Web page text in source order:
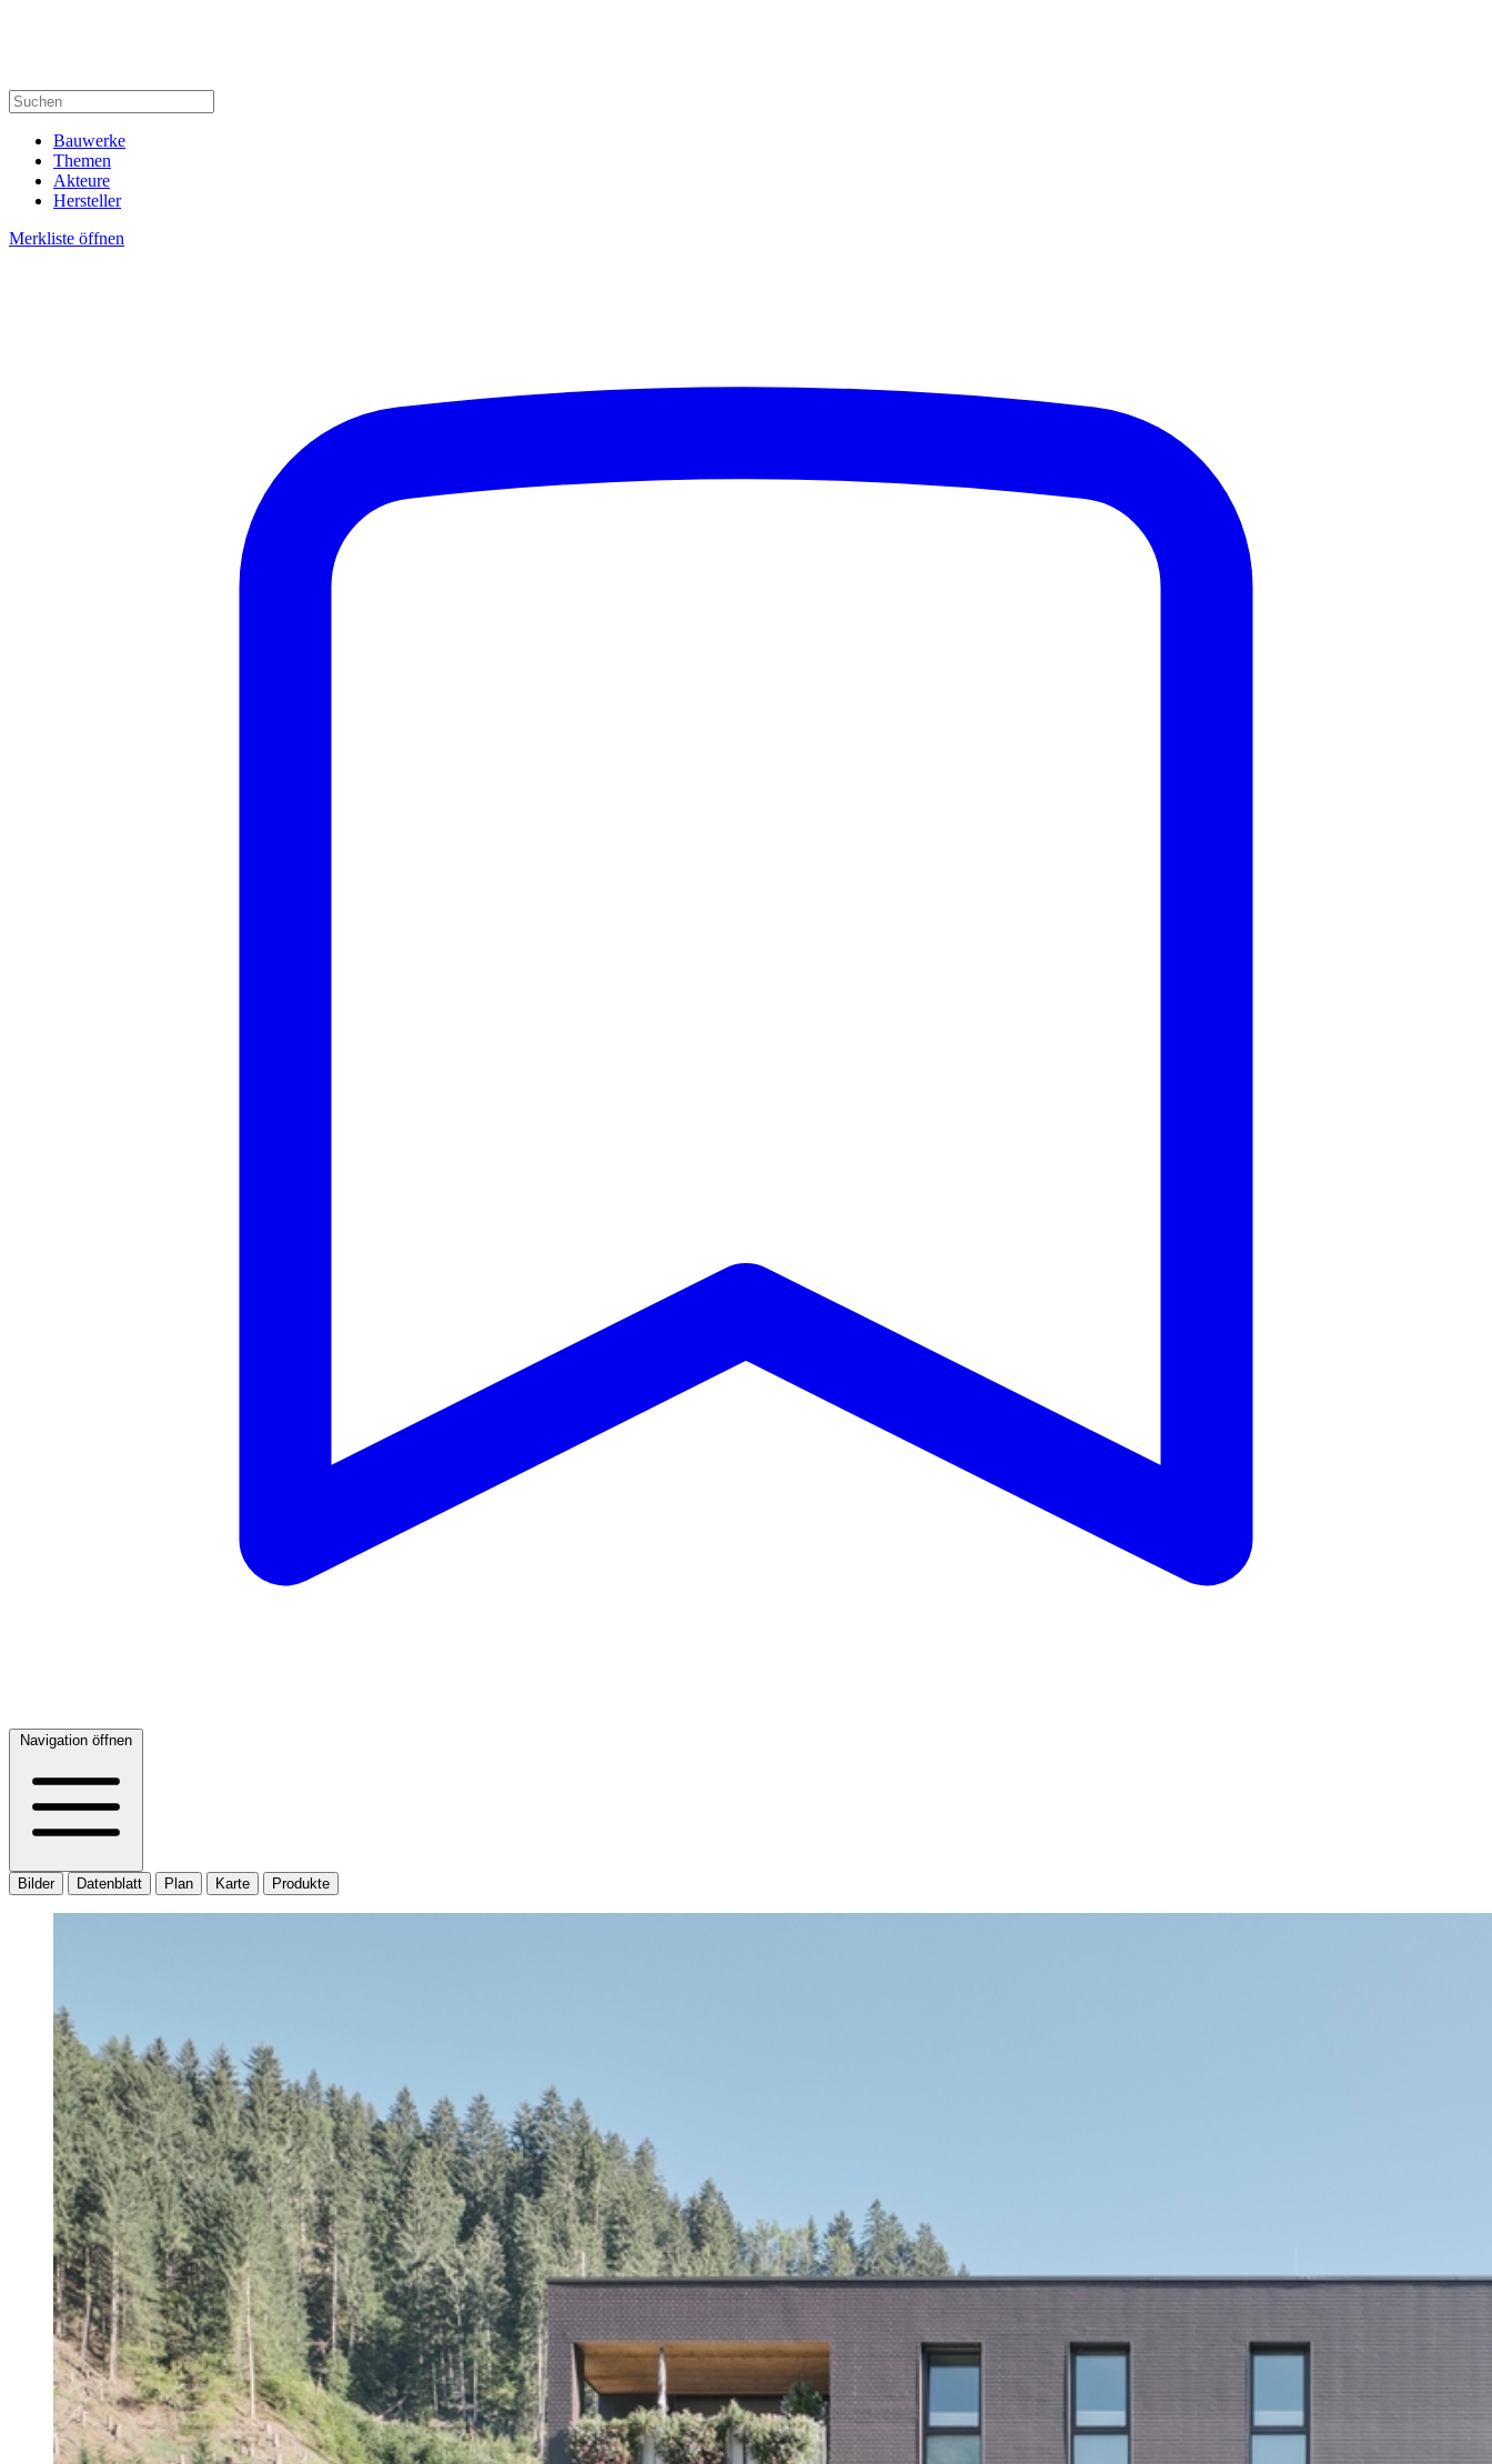
Bauwerke
Themen
Akteure
Hersteller
Merkliste öffnen
Navigation öffnen
Bilder Datenblatt Plan Karte Produkte